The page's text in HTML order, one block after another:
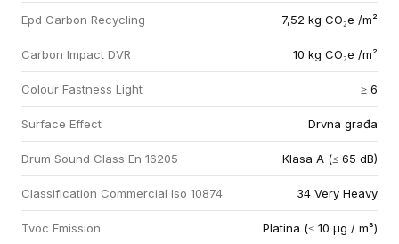
Epd Carbon Recycling 7,52 kg CO₂e /m²
Carbon Impact DVR 10 kg CO₂e /m²
Colour Fastness Light ≥ 6
Surface Effect Drvna građa
Drum Sound Class En 16205 Klasa A (≤ 65 dB)
Classification Commercial Iso 10874 34 Very Heavy
Tvoc Emission Platina (≤ 10 µg / m³)